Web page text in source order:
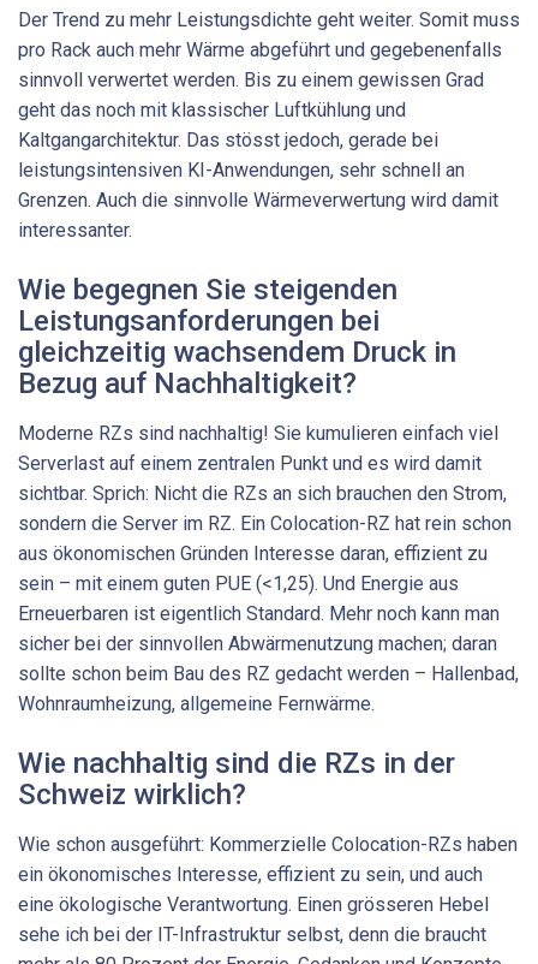
Der Trend zu mehr Leistungsdichte geht weiter. Somit muss
pro Rack auch mehr Wärme abgeführt und gegebenenfalls
sinnvoll verwertet werden. Bis zu einem gewissen Grad
geht das noch mit klassischer Luftkühlung und
Kaltgangarchitektur. Das stösst jedoch, gerade bei
leistungs­intensiven KI-Anwendungen, sehr schnell an
Grenzen. Auch die sinnvolle Wärmeverwertung wird damit
interessanter.
Wie begegnen Sie steigenden
Leistungsanforderungen bei
gleichzeitig wachsendem Druck in
Bezug auf Nachhaltigkeit?
Moderne RZs sind nachhaltig! Sie kumulieren einfach viel
Serverlast auf einem zentralen Punkt und es wird damit
sichtbar. Sprich: Nicht die RZs an sich brauchen den Strom,
sondern die Server im RZ. Ein Colocation-RZ hat rein schon
aus ökonomischen Gründen Interesse daran, effizient zu
sein – mit einem guten PUE (<1,25). Und Energie aus
Erneuerbaren ist eigentlich Standard. Mehr noch kann man
sicher bei der sinnvollen Abwärmenutzung machen; daran
sollte schon beim Bau des RZ gedacht werden – Hallenbad,
Wohnraumheizung, allgemeine Fernwärme.
Wie nachhaltig sind die RZs in der
Schweiz wirklich?
Wie schon ausgeführt: Kommerzielle Colocation-RZs haben
ein ökonomisches Interesse, effizient zu sein, und auch
eine ökologische Verantwortung. Einen grösseren Hebel
sehe ich bei der IT-Infrastruktur selbst, denn die braucht